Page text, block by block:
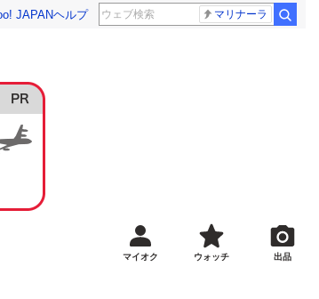
JAPANヘルプ マリナーラ
マイオク ウォッチ 出品